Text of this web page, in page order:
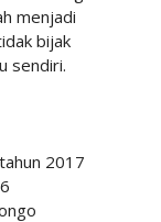
menjadi
bijak
sendiri.
2017